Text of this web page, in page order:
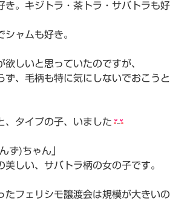
き。キジトラ・茶トラ・サバトラも好
ャムも好き。
欲しいと思っていたのですが、
ず、毛柄も特に気にしないでおこうと
、タイプの子、いました
ず)ちゃん」
美しい、サバトラ柄の女の子です。
たフェリシモ譲渡会は規模が大きいの